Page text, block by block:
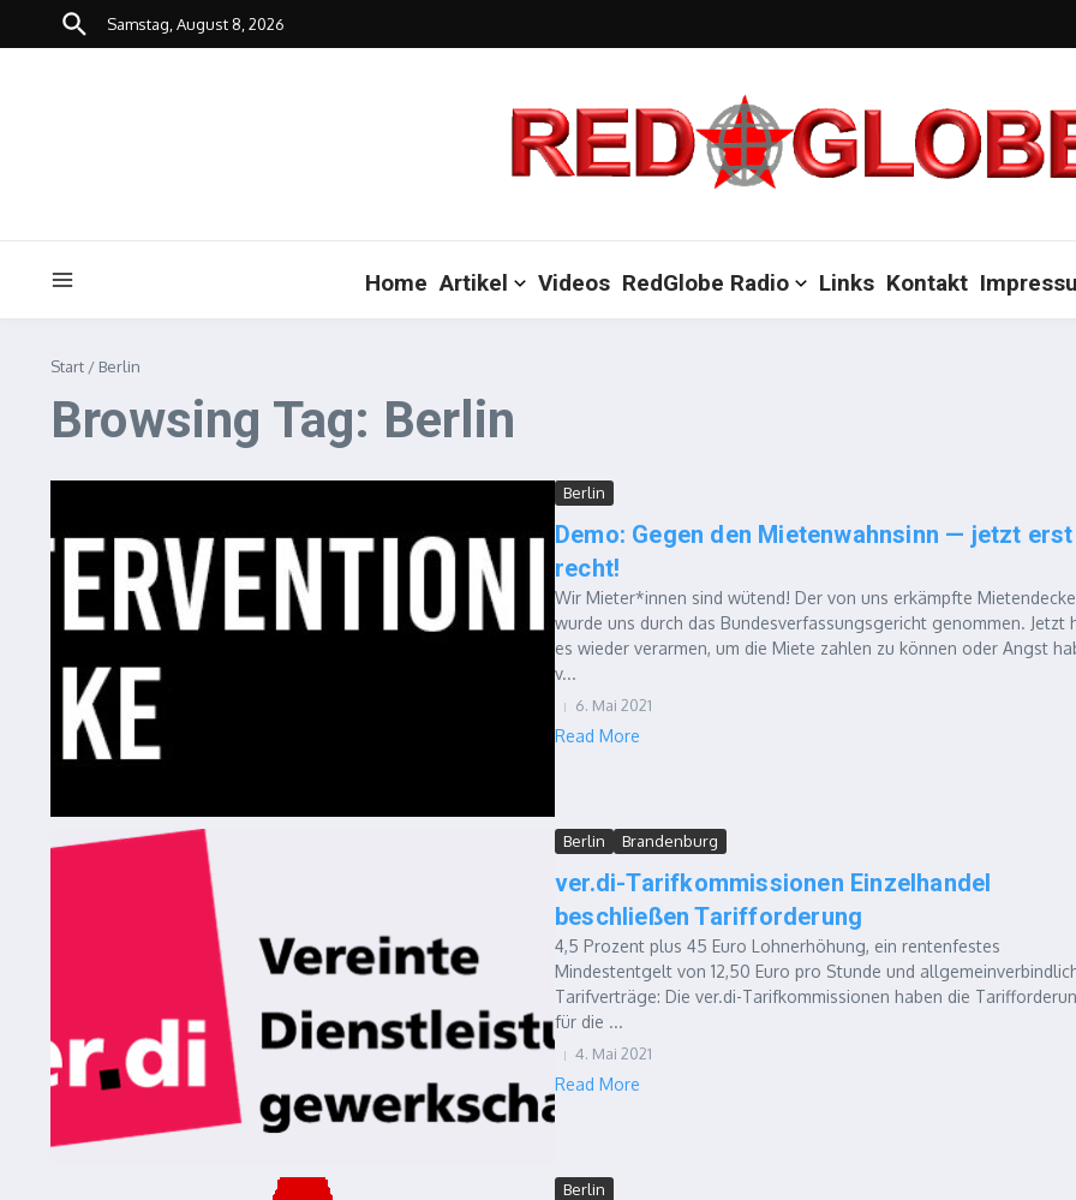
Zum Inhalt springen
Samstag, August 8, 2026
Home Artikel Videos RedGlobe Radio Links Kontakt
Start / Berlin
Browsing Tag: Berlin
Berlin
Demo: Gegen den Mietenwahnsinn — jetzt erst
recht!
Wir Mieter*innen sind wütend! Der von uns erkämpfte
wurde uns durch das Bundesverfassungsgericht genommen. Jetzt
es wieder verarmen, um die Miete zahlen zu können oder Angst
v...
6. Mai 2021
Read More
Berlin Brandenburg
ver.di-Tarifkommissionen Einzelhandel
beschließen Tarifforderung
4,5 Prozent plus 45 Euro Lohnerhöhung, ein rentenfestes
Mindestentgelt von 12,50 Euro pro Stunde und
Tarifverträge: Die ver.di-Tarifkommissionen haben die
für die ...
4. Mai 2021
Read More
Berlin